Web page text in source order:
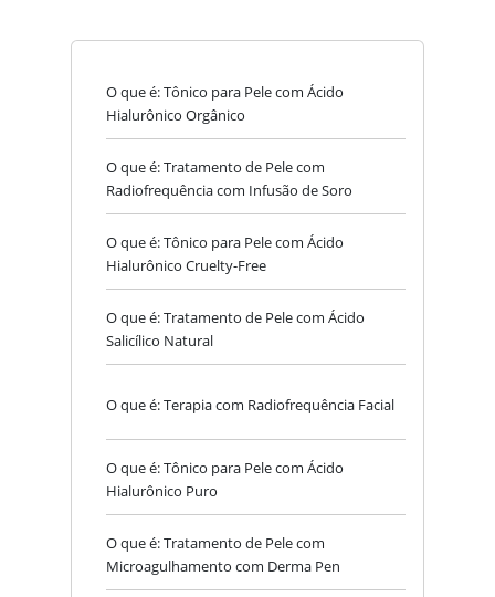
O que é: Tônico para Pele com Ácido
Hialurônico Orgânico
O que é: Tratamento de Pele com
Radiofrequência com Infusão de Soro
O que é: Tônico para Pele com Ácido
Hialurônico Cruelty-Free
O que é: Tratamento de Pele com Ácido
Salicílico Natural
O que é: Terapia com Radiofrequência Facial
O que é: Tônico para Pele com Ácido
Hialurônico Puro
O que é: Tratamento de Pele com
Microagulhamento com Derma Pen